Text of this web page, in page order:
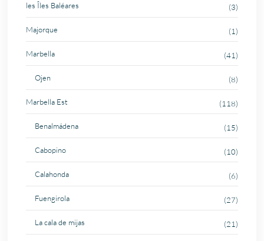
les Îles Baléares (3)
Majorque (1)
Marbella (41)
Ojen (8)
Marbella Est (118)
Benalmádena (15)
Cabopino (10)
Calahonda (6)
Fuengirola (27)
La cala de mijas (21)